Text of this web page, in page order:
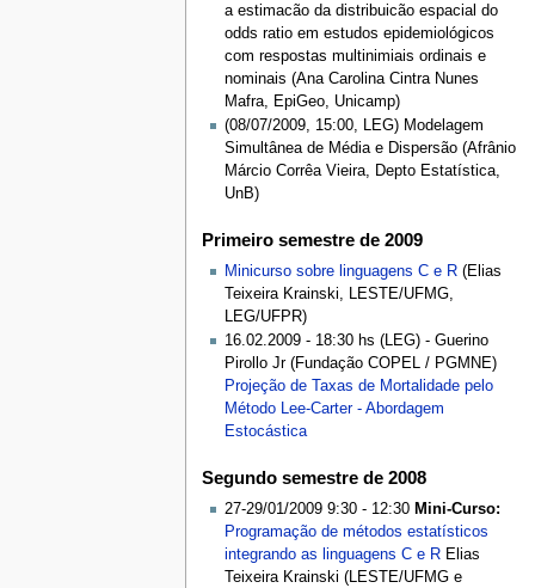
a estimacão da distribuicão espacial do
odds ratio em estudos epidemiológicos
com respostas multinimiais ordinais e
nominais (Ana Carolina Cintra Nunes
Mafra, EpiGeo, Unicamp)
(08/07/2009, 15:00, LEG) Modelagem
Simultânea de Média e Dispersão (Afrânio
Márcio Corrêa Vieira, Depto Estatística,
UnB)
Primeiro semestre de 2009
Minicurso sobre linguagens C e R(Elias
Teixeira Krainski, LESTE/UFMG,
LEG/UFPR)
16.02.2009 - 18:30 hs (LEG) - Guerino
Pirollo Jr (Fundação COPEL / PGMNE)
Projeção de Taxas de Mortalidade pelo
Método Lee-Carter - Abordagem
Estocástica
Segundo semestre de 2008
27-29/01/2009 9:30 - 12:30 Mini-Curso:
Programação de métodos estatísticos
integrando as linguagens C e RElias
Teixeira Krainski (LESTE/UFMG e